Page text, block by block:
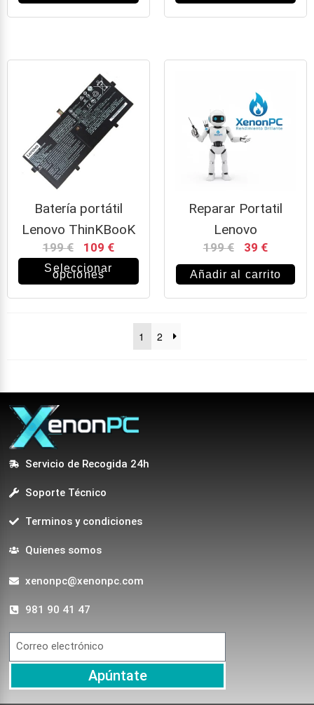
Batería portátil
Lenovo ThinKBooK
199€ 109 €
Seleccionar
opciones
Reparar Portatil
Lenovo
199€ 39 €
Añadir al carrito
1 2
Servicio de Recogida 24h
Soporte Técnico
Terminos y condiciones
Quienes somos
xenonpc@xenonpc.com
981 90 41 47
Apúntate